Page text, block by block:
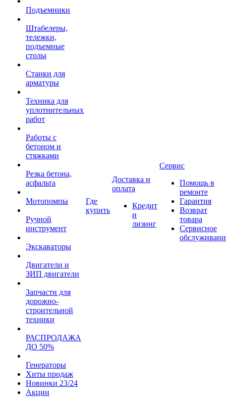
Подъемники
Штабелеры,
тележки,
подъемные
столы
Станки для
арматуры
Техника для
уплотнительных
работ
Работы с
бетоном и
стяжками
Резка бетона,
асфальта
Мотопомпы
Ручной
инструмент
Экскаваторы
Двигатели и
ЗИП двигатели
Запчасти для
дорожно-
строительной
техники
РАСПРОДАЖА
ДО 50%
Генераторы
Хиты продаж
Новинки 23/24
Акции
Где
купить
Доставка и
оплата
Кредит
и
лизинг
Сервис
Помощь в
ремонте
Гарантия
Возврат
товара
Сервисное